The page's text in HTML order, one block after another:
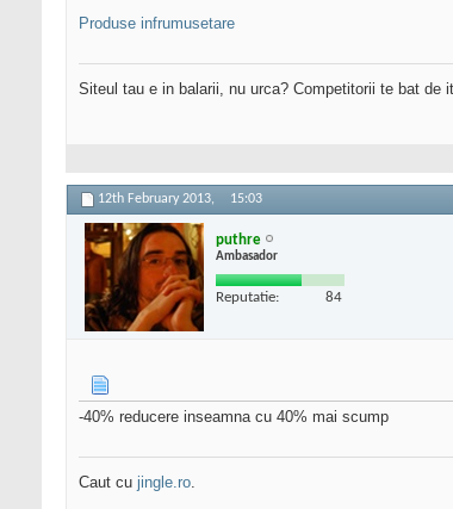
Produse infrumusetare
Siteul tau e in balarii, nu urca? Competitorii te bat
12th February 2013, 15:03
puthre
Ambasador
Reputatie: 84
-40% reducere inseamna cu 40% mai scump
Caut cu jingle.ro.